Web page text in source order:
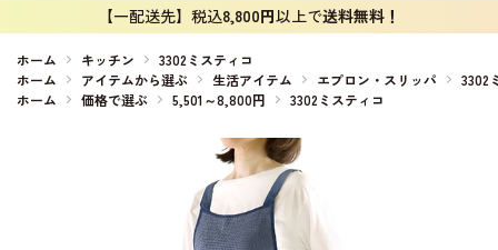
【一配送先】税込8,800円以上で送料無料！
ホーム キッチン
3302ミスティコ
ホーム
アイテムから選ぶ 生活アイテム エプロン・スリッパ
3302
ホーム
価格で選ぶ 5,501～8,800円 3302ミスティコ